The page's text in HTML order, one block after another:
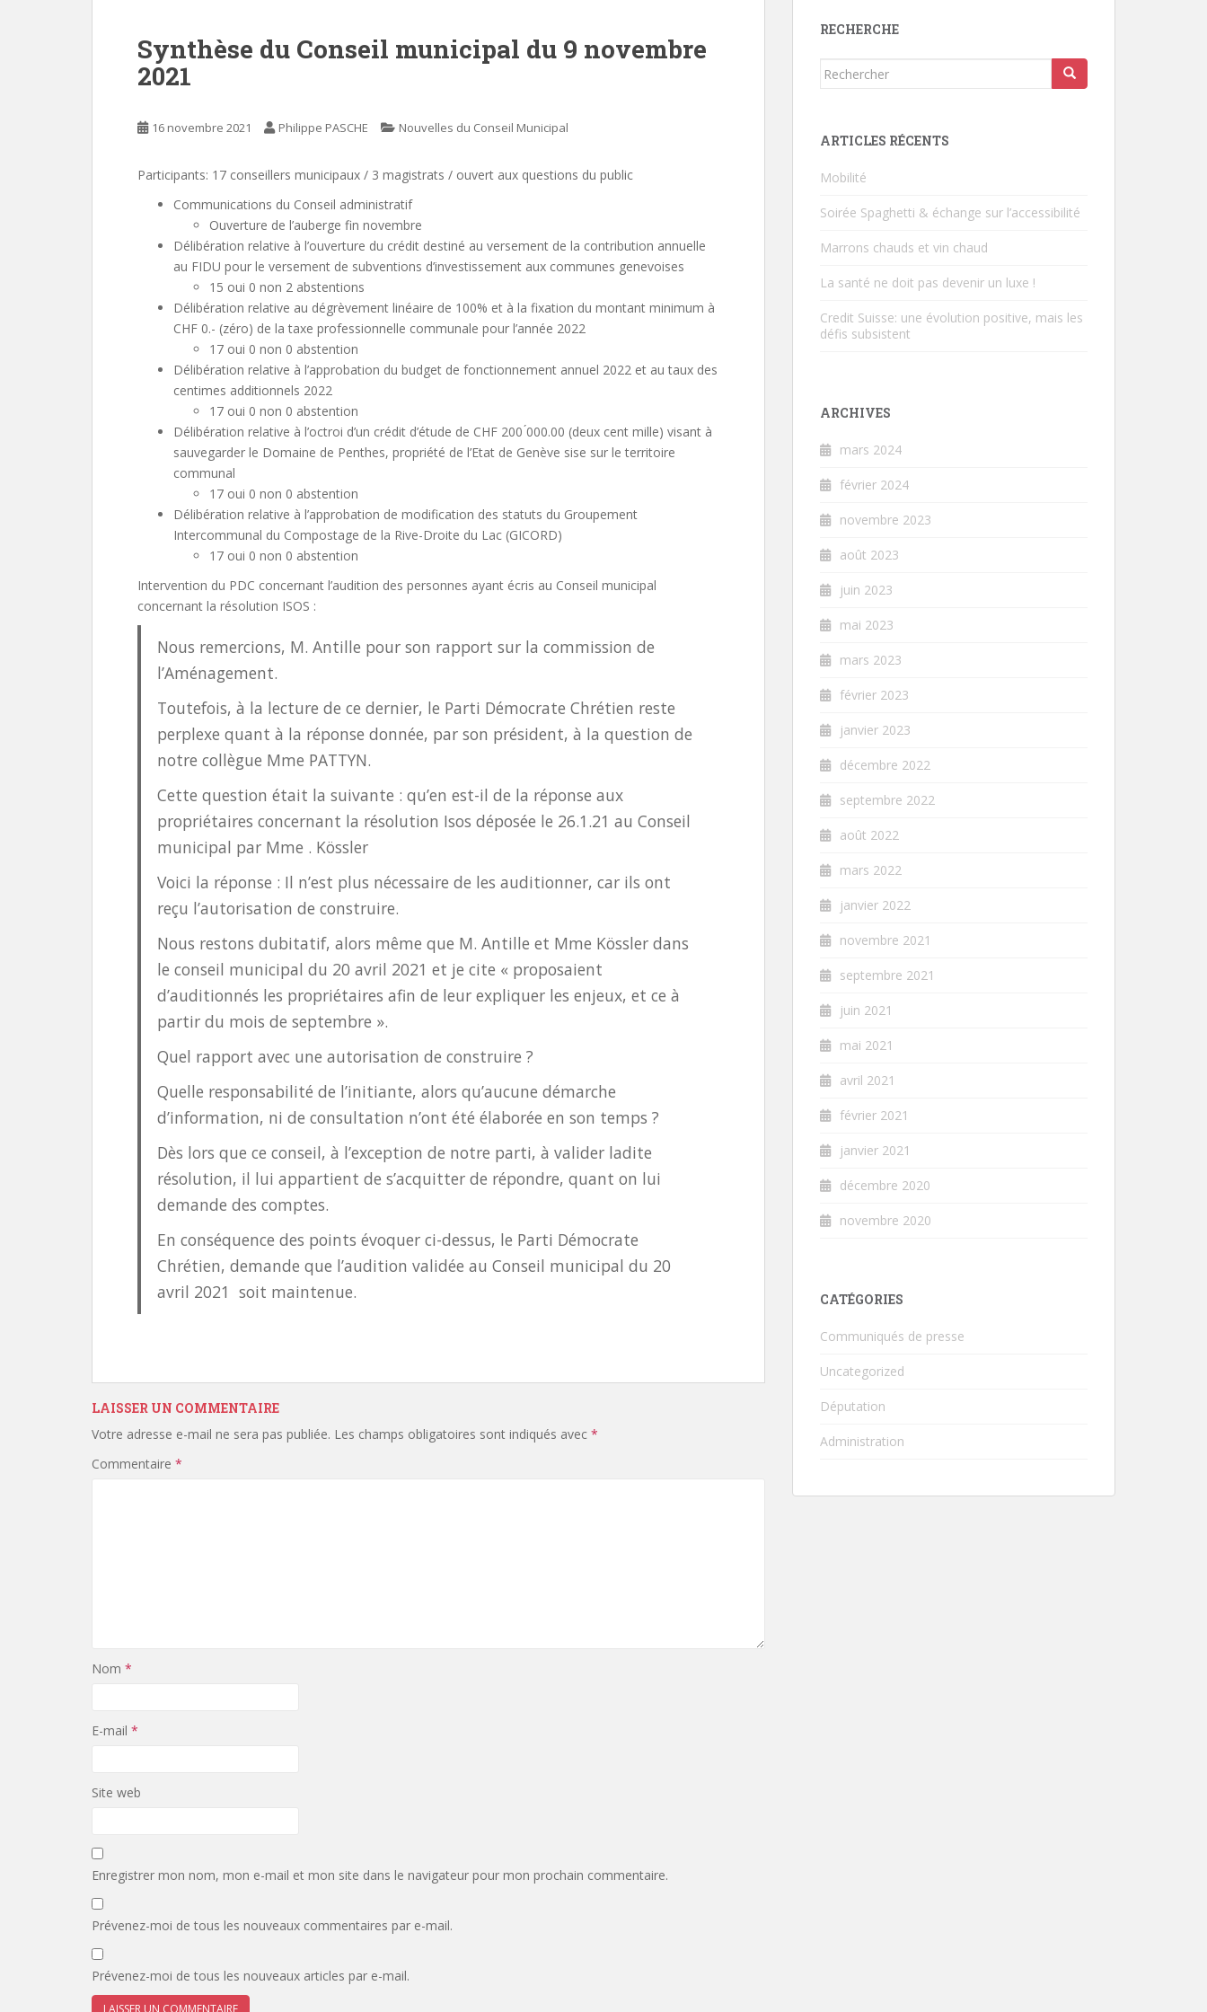
Synthèse du Conseil municipal du 9 novembre
2021
16 novembre 2021 Philippe PASCHE Nouvelles du Conseil Municipal
Participants: 17 conseillers municipaux / 3 magistrats / ouvert aux questions du public
Communications du Conseil administratif
Ouverture de l’auberge fin novembre
Délibération relative à l’ouverture du crédit destiné au versement de la contribution annuelle
au FIDU pour le versement de subventions d’investissement aux communes genevoises
15 oui 0 non 2 abstentions
Délibération relative au dégrèvement linéaire de 100% et à la fixation du montant minimum à
CHF 0.- (zéro) de la taxe professionnelle communale pour l’année 2022
17 oui 0 non 0 abstention
Délibération relative à l’approbation du budget de fonctionnement annuel 2022 et au taux des
centimes additionnels 2022
17 oui 0 non 0 abstention
Délibération relative à l’octroi d’un crédit d’étude de CHF 200 ́000.00 (deux cent mille) visant à
sauvegarder le Domaine de Penthes, propriété de l’Etat de Genève sise sur le territoire
communal
17 oui 0 non 0 abstention
Délibération relative à l’approbation de modification des statuts du Groupement
Intercommunal du Compostage de la Rive-Droite du Lac (GICORD)
17 oui 0 non 0 abstention
Intervention du PDC concernant l’audition des personnes ayant écris au Conseil municipal
concernant la résolution ISOS :
Nous remercions, M. Antille pour son rapport sur la commission de
l’Aménagement.
Toutefois, à la lecture de ce dernier, le Parti Démocrate Chrétien reste
perplexe quant à la réponse donnée, par son président, à la question de
notre collègue Mme PATTYN.
Cette question était la suivante : qu’en est-il de la réponse aux
propriétaires concernant la résolution Isos déposée le 26.1.21 au Conseil
municipal par Mme . Kössler
Voici la réponse : Il n’est plus nécessaire de les auditionner, car ils ont
reçu l’autorisation de construire.
Nous restons dubitatif, alors même que M. Antille et Mme Kössler dans
le conseil municipal du 20 avril 2021 et je cite « proposaient
d’auditionnés les propriétaires afin de leur expliquer les enjeux, et ce à
partir du mois de septembre ».
Quel rapport avec une autorisation de construire ?
Quelle responsabilité de l’initiante, alors qu’aucune démarche
d’information, ni de consultation n’ont été élaborée en son temps ?
Dès lors que ce conseil, à l’exception de notre parti, à valider ladite
résolution, il lui appartient de s’acquitter de répondre, quant on lui
demande des comptes.
En conséquence des points évoquer ci-dessus, le Parti Démocrate
Chrétien, demande que l’audition validée au Conseil municipal du 20
avril 2021 soit maintenue.
LAISSER UN COMMENTAIRE
Votre adresse e-mail ne sera pas publiée. Les champs obligatoires sont indiqués avec *
Commentaire *
Nom *
E-mail *
Site web
Enregistrer mon nom, mon e-mail et mon site dans le navigateur pour mon prochain commentaire.
Prévenez-moi de tous les nouveaux commentaires par e-mail.
Prévenez-moi de tous les nouveaux articles par e-mail.
RECHERCHE
Rechercher...
ARTICLES RÉCENTS
Mobilité
Soirée Spaghetti & échange sur l’accessibilité
Marrons chauds et vin chaud
La santé ne doit pas devenir un luxe !
Credit Suisse: une évolution positive, mais les
défis subsistent
ARCHIVES
mars 2024
février 2024
novembre 2023
août 2023
juin 2023
mai 2023
mars 2023
février 2023
janvier 2023
décembre 2022
septembre 2022
août 2022
mars 2022
janvier 2022
novembre 2021
septembre 2021
juin 2021
mai 2021
avril 2021
février 2021
janvier 2021
décembre 2020
novembre 2020
CATÉGORIES
Communiqués de presse
Uncategorized
Députation
Administration